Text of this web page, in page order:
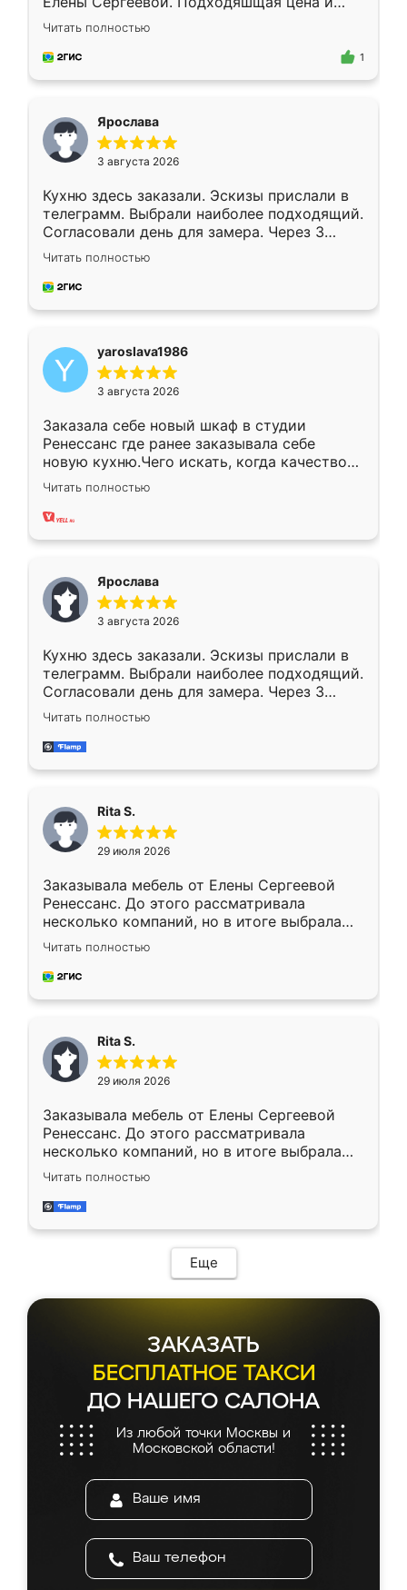
короткие сроки изготовления. Приехавший
для замера сотрудник Владислав
предложил по моему эскизу самый
Читать полностью
1
Ярослава
3 августа 2026
Кухню здесь заказали. Эскизы прислали в
телеграмм. Выбрали наиболее подходящий.
Согласовали день для замера. Через 3
недели кухня была уже готова. Остались
довольны работой. Спасибо Ренессанс
мебель за качественную работу!
Читать полностью
yaroslava1986
3 августа 2026
Заказала себе новый шкаф в студии
Ренессанс где ранее заказывала себе
новую кухню.Чего искать, когда качеством
вполне довольна. Служит кухня уже почти
два года, нареканий нет.
Читать полностью
Ярослава
3 августа 2026
Кухню здесь заказали. Эскизы прислали в
телеграмм. Выбрали наиболее подходящий.
Согласовали день для замера. Через 3
недели кухня была уже готова. Остались
довольны работой. Спасибо Ренессанс
мебель за качественную работу!
Читать полностью
Rita S.
29 июля 2026
Заказывала мебель от Елены Сергеевой
Ренессанс. До этого рассматривала
несколько компаний, но в итоге выбрала
эту. Сначала обговорили условия, потом
приехал замерщик, всё спокойно объяснил
и снял размеры. Изготовили в срок, с
каких-либо доработок. Качеством осталась
довольна, все выглядит так, как и ожидала.
Читать полностью
Rita S.
29 июля 2026
Заказывала мебель от Елены Сергеевой
Ренессанс. До этого рассматривала
несколько компаний, но в итоге выбрала
эту. Сначала обговорили условия, потом
приехал замерщик, всё спокойно объяснил
и снял размеры. Изготовили в срок, с
мебель сразу встала на свое место без
каких-либо доработок. Качеством осталась
довольна, все выглядит так, как и ожидала.
Читать полностью
Еще
ЗАКАЗАТЬ
БЕСПЛАТНОЕ ТАКСИ
ДО НАШЕГО САЛОНА
Из любой точки Москвы и
Московской области!